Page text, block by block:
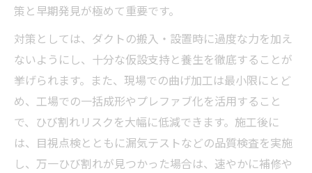
策と早期発見が極めて重要です。
対策としては、ダクトの搬入・設置時に過度な力を加え
ないようにし、十分な仮設支持と養生を徹底することが
挙げられます。また、現場での曲げ加工は最小限にとど
め、工場での一括成形やプレファブ化を活用すること
で、ひび割れリスクを大幅に低減できます。施工後に
は、目視点検とともに漏気テストなどの品質検査を実施
し、万一ひび割れが見つかった場合は、速やかに補修や